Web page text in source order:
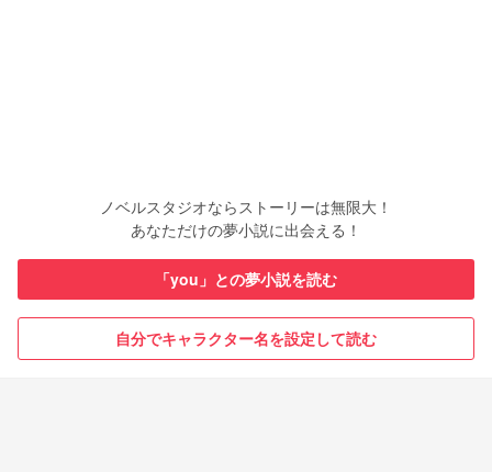
ノベルスタジオならストーリーは無限大！
あなただけの夢小説に出会える！
「you」との夢小説を読む
自分でキャラクター名を設定して読む